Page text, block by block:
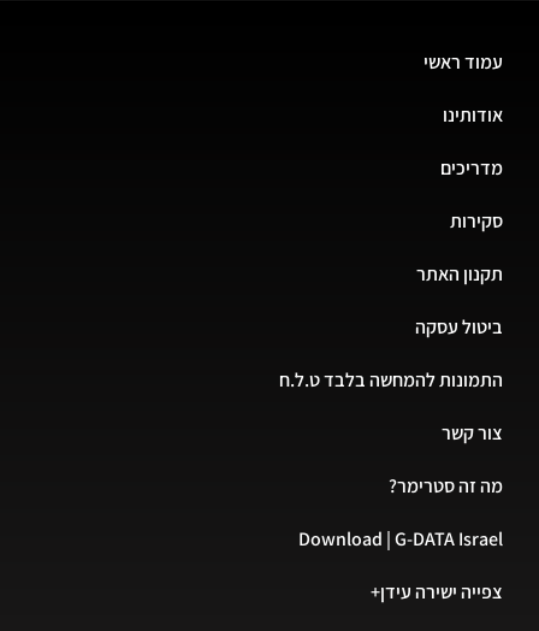
עמוד ראשי
אודותינו
מדריכים
סקירות
תקנון האתר
ביטול עסקה
התמונות להמחשה בלבד ט.ל.ח
צור קשר
מה זה סטרימר?
Download | G-DATA Israel
צפייה ישירה עידן+